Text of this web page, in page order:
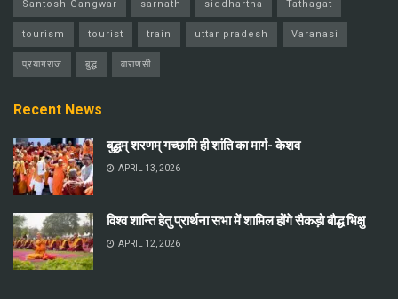
Santosh Gangwar sarnath siddhartha Tathagat
tourism tourist train uttar pradesh Varanasi
प्रयागराज बुद्ध वाराणसी
Recent News
बुद्धम् शरणम् गच्छामि ही शांति का मार्ग- केशव
APRIL 13, 2026
विश्व शान्ति हेतु प्रार्थना सभा में शामिल होंगे सैकड़ो बौद्ध भिक्षु
APRIL 12, 2026